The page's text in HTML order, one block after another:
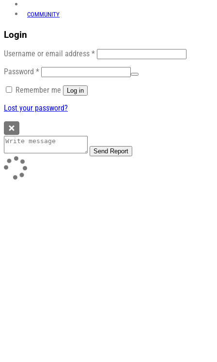
COMMUNITY
Login
Username or email address *Required
Password *Required
Remember me Log in
Lost your password?